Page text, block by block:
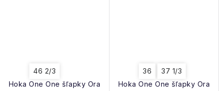
Hoka One One šľapky Ora
46 2/3
Hoka One One šľapky Ora
36 37 1/3